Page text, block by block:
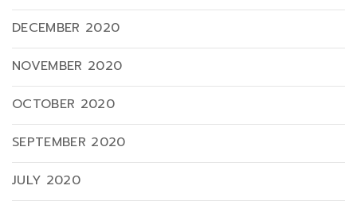
DECEMBER 2020
NOVEMBER 2020
OCTOBER 2020
SEPTEMBER 2020
JULY 2020